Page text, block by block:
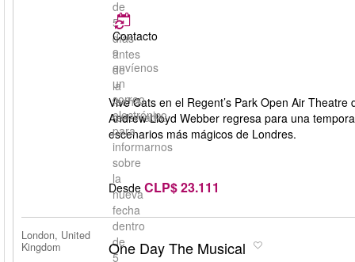
de
5
días
antes
de
la
fecha
reservada.
Contacto
o
envíenos
un
correo
electrónico
para
informarnos
sobre
la
nueva
fecha
dentro
de
5
Vive Cats en el Regent’s Park Open Air
Andrew Lloyd Webber regresa para una
escenarios más mágicos de Londres.
Desde CLP$ 23.111
London, United
Kingdom
One Day The Musical